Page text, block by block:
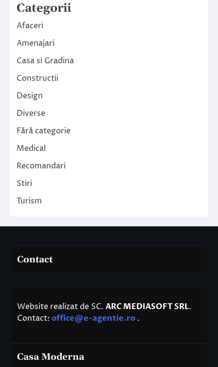
Categorii
Afaceri
Amenajari
Casa si Gradina
Constructii
Design
Diverse
Fără categorie
Medical
Recomandari
Stiri
Turism
Contact
Website realizat de SC. ARC MEDIASOFT SRL.
Contact: office@e-agentie.ro .
Casa Moderna